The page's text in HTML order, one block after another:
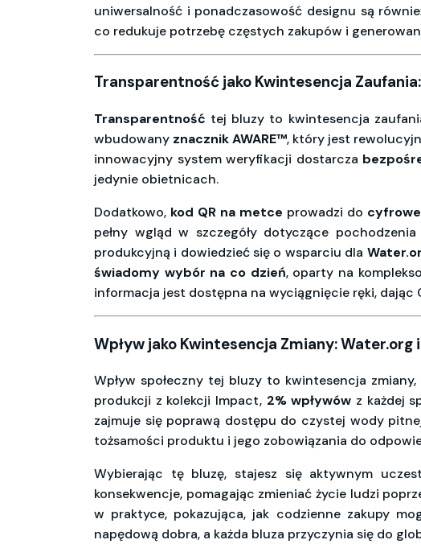
uniwersalność i ponadczasowość designu są
co redukuje potrzebę częstych zakupów i
Transparentność jako Kwintesencja
Transparentność tej bluzy to kwintesencja
wbudowany znacznik AWARE™, który jest
innowacyjny system weryfikacji dostarcza
jedynie obietnicach.
Dodatkowo, kod QR na metce prowadzi do
pełny wgląd w szczegóły dotyczące pochodzenia
produkcyjną i dowiedzieć się o wsparciu dla
świadomy wybór na co dzień, oparty na
informacja jest dostępna na wyciągnięcie ręki, dając
Wpływ jako Kwintesencja Zmiany: Water.org
Wpływ społeczny tej bluzy to kwintesencja
produkcji z kolekcji Impact, 2% wpływów z każdej
zajmuje się poprawą dostępu do czystej wody
tożsamości produktu i jego zobowiązania do
Wybierając tę bluzę, stajesz się aktywnym
konsekwencje, pomagając zmieniać życie ludzi
w praktyce, pokazująca, jak codzienne zakupy
napędową dobra, a każda bluza przyczynia się do